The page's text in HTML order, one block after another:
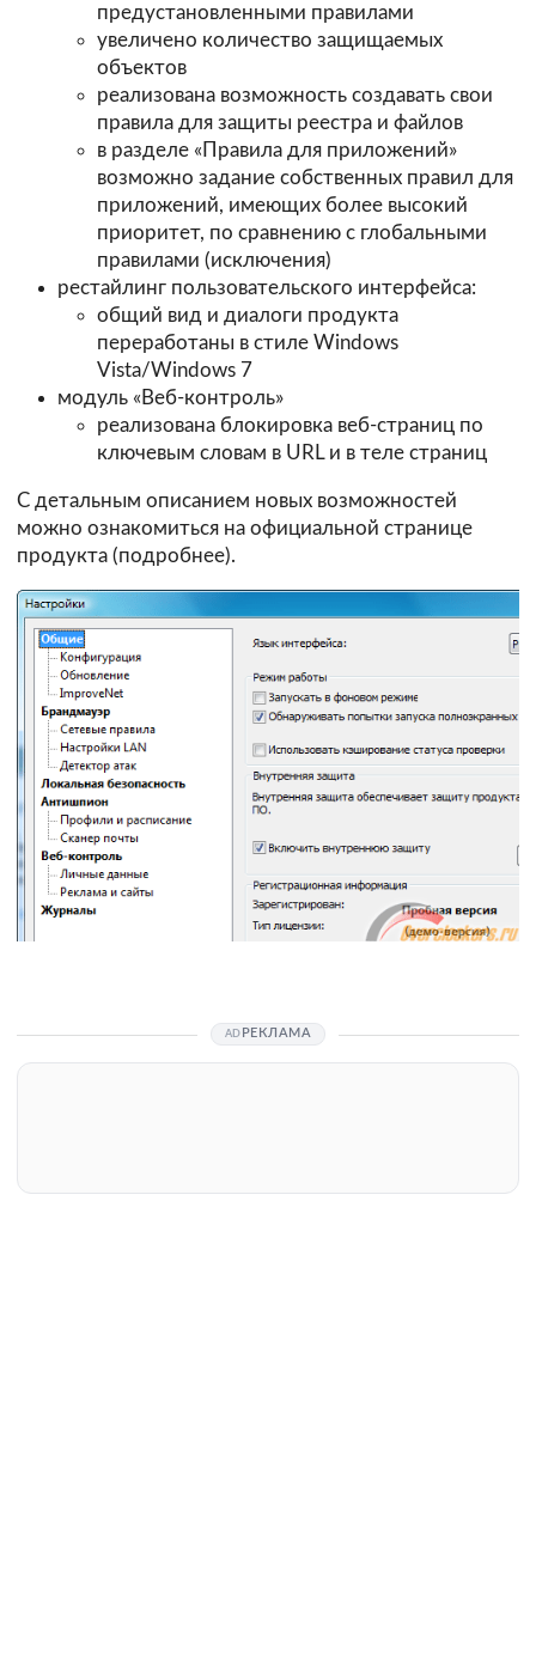
предустановленными правилами
увеличено количество защищаемых
объектов
реализована возможность создавать свои
правила для защиты реестра и файлов
в разделе «Правила для приложений»
возможно задание собственных правил для
приложений, имеющих более высокий
приоритет, по сравнению с глобальными
правилами (исключения)
рестайлинг пользовательского интерфейса:
общий вид и диалоги продукта
переработаны в стиле Windows
Vista/Windows 7
модуль «Веб-контроль»
реализована блокировка веб-страниц по
ключевым словам в URL и в теле страниц
С детальным описанием новых возможностей
можно ознакомиться на официальной странице
продукта (подробнее).
РЕКЛАМА